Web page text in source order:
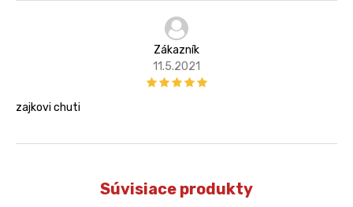
Zákazník
11.5.2021
zajkovi chuti
Súvisiace produkty